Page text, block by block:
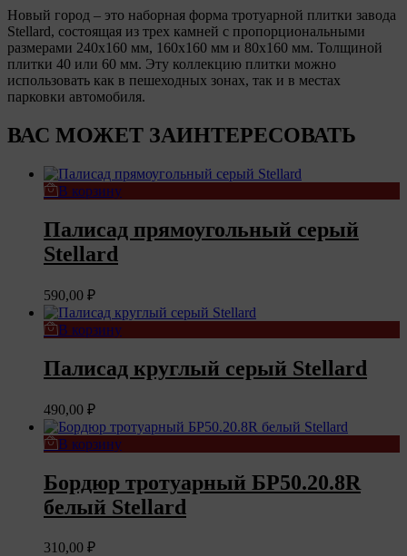
Новый город – это наборная форма тротуарной плитки завода
Stellard, состоящая из трех камней с пропорциональными
размерами 240х160 мм, 160х160 мм и 80х160 мм. Толщиной
плитки 40 или 60 мм. Эту коллекцию плитки можно
использовать как в пешеходных зонах, так и в местах
парковки автомобиля.
ВАС МОЖЕТ ЗАИНТЕРЕСОВАТЬ
В корзину
Палисад прямоугольный серый
Stellard
590,00 ₽
В корзину
Палисад круглый серый Stellard
490,00 ₽
В корзину
Бордюр тротуарный БР50.20.8R
белый Stellard
310,00 ₽